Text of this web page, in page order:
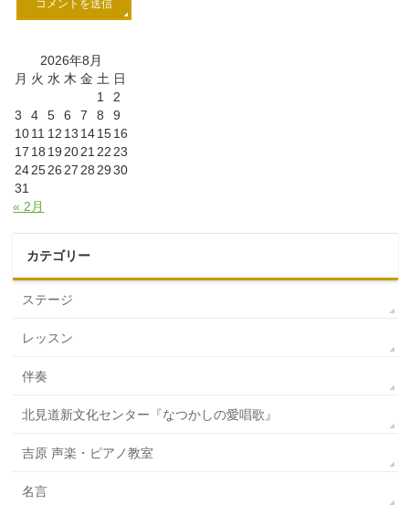
2026年8月
月 火 水 木 金 土 日
1
2
3
4 5 6 7 8
9
1011 12 13 141516
17 18 19 2021 22 23
242526 27 28 29 30
31
« 2月
カテゴリー
ステージ
レッスン
伴奏
北見道新文化センター『なつかしの愛唱歌』
吉原 声楽・ピアノ教室
名言